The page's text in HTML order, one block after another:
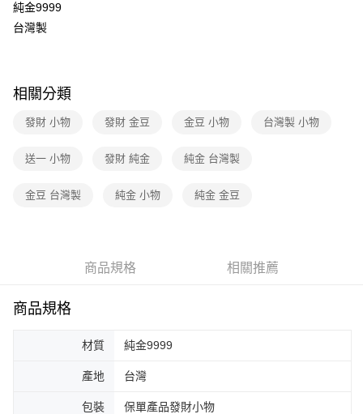
純金9999
台灣製
相關分類
發財 小物 發財 金豆 金豆 小物 台灣製 小物
送一 小物 發財 純金 純金 台灣製
金豆 台灣製 純金 小物 純金 金豆
商品規格 相關推薦
商品規格
材質 純金9999
產地 台灣
包裝 保單產品發財小物